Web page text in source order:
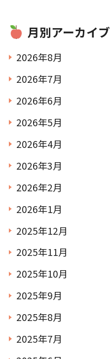
在園児用各
月別アーカイブ
2026年8月
2026年7月
2026年6月
2026年5月
2026年4月
2026年3月
2026年2月
2026年1月
2025年12月
2025年11月
2025年10月
2025年9月
2025年8月
2025年7月